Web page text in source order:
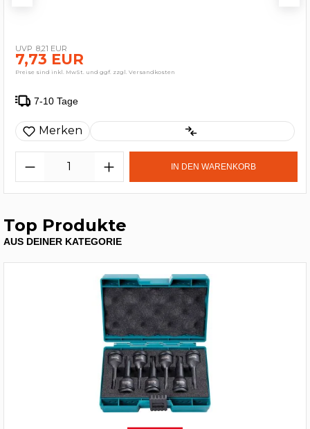
8,21 EUR
7,73 EUR
Preise sind inkl. MwSt. und ggf. zzgl. Versandkosten
7-10 Tage
Merken
IN DEN WARENKORB
Top Produkte
AUS DEINER KATEGORIE